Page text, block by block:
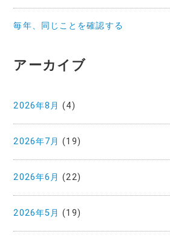
毎年、同じことを確認する
アーカイブ
2026年8月 (4)
2026年7月 (19)
2026年6月 (22)
2026年5月 (19)